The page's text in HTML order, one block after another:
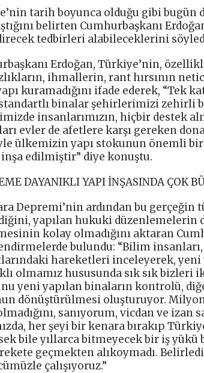
tarih boyunca olduğu gibi bugün
belirten Cumhurbaşkanı
tedbirleri alabileceklerini
Erdoğan, Türkiye’nin,
ihmallerin, rant hırsının
kuramadığını ifade ederek, “Tek
binalar şehirlerimizi zehirli
insanlarımızın, hiçbir destek
evler de afetlere karşı gereken
ülkemizin yapı stokunun önemli bir
edilmiştir” diye konuştu.
DAYANIKLI YAPI İNŞASINDA ÇOK
Depremi’nin ardından bu gerçeğin
yapılan hukuki düzenlemelerin
kolay olmadığını aktaran
bulundu: “Bilim
hareketleri inceleyerek, yeni
olmamız hususunda sık sık bizleri
yeni yapılan binaların kontrolü,
dönüştürülmesi oluşturuyor.
sanıyorum, vicdan ve izan
her şeyi bir kenara bırakıp
bile yıllarca bitmeyecek bir iş
geçmekten alıkoymadı.
çalışıyoruz.”